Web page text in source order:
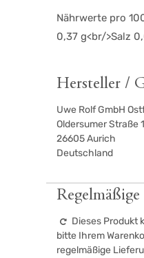
Nährwerte pro
0,37 g<br/>Salz
Hersteller /
Uwe Rolf GmbH
Oldersumer Straße
26605Aurich
Deutschland
Dieses Produkt
bitte Ihrem
regelmäßige